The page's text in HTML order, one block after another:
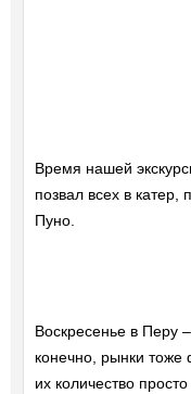
Время нашей
позвал всех в катер,
Пуно.
Воскресенье в Перу
конечно, рынки тоже
их количество